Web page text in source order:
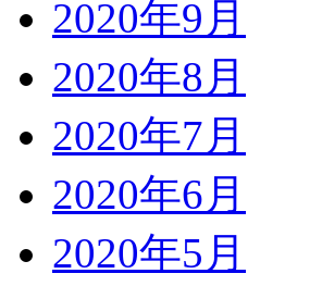
2020年9月
2020年8月
2020年7月
2020年6月
2020年5月